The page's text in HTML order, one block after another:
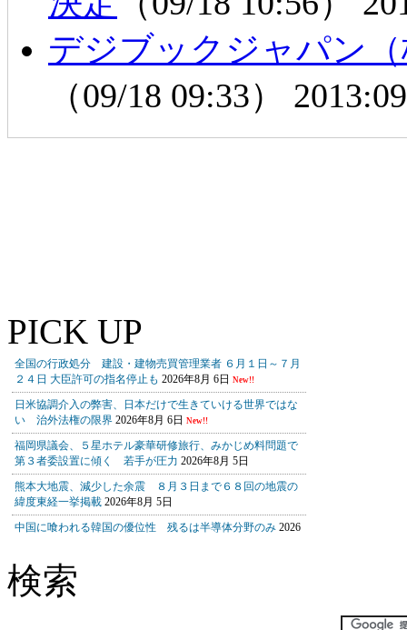
デジブックジャパン
（09/18 09:33）
PICK UP
検索